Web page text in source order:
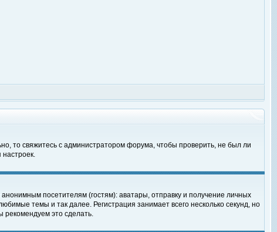
то свяжитесь с администратором форума, чтобы проверить, не был ли
посетителям (гостям): аватары, отправку и получение личных
темы и так далее. Регистрация занимает всего несколько секунд, но
это сделать.